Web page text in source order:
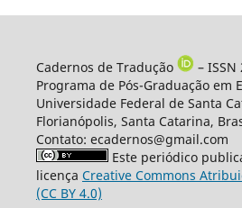
Cadernos de Tradução
– ISSN
Programa de Pós-Graduação em
Universidade Federal de Santa
Florianópolis, Santa Catarina,
Contato: ecadernos@gmail.com
Este periódico
licença Creative Commons
(CC BY 4.0)